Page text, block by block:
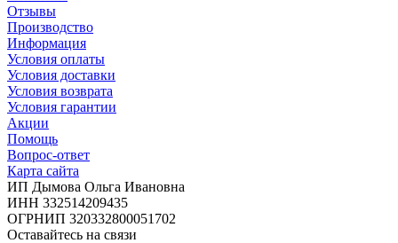
Отзывы
Производство
Информация
Условия оплаты
Условия доставки
Условия возврата
Условия гарантии
Акции
Помощь
Вопрос-ответ
Карта сайта
ИП Дымова Ольга Ивановна
ИНН 332514209435
ОГРНИП 320332800051702
Оставайтесь на связи